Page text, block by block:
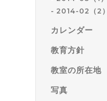
2014-02（2）
カレンダー
教育方針
教室の所在地
写真